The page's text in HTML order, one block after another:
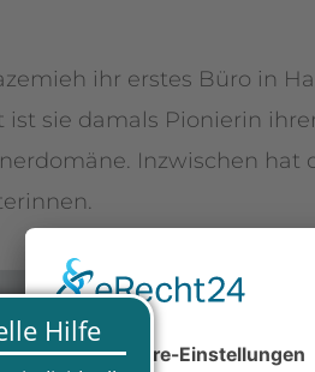
ihr erstes Büro in
sie damals Pionierin
Inzwischen hat